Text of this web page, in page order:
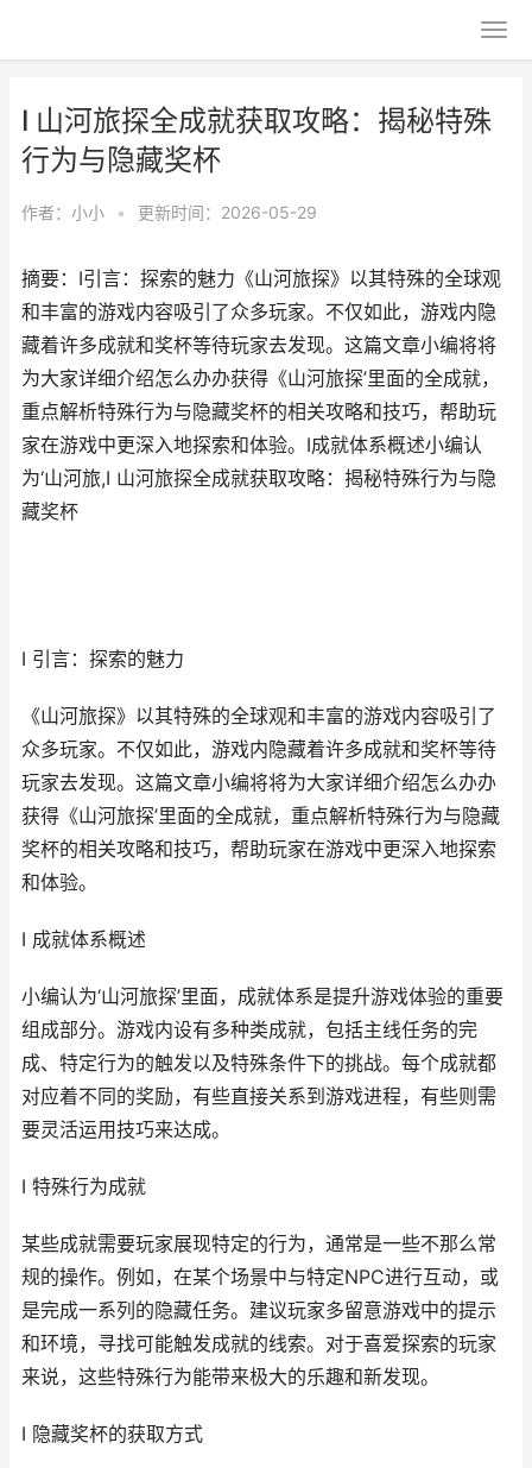
I 山河旅探全成就获取攻略：揭秘特殊
行为与隐藏奖杯
作者： 小小 • 更新时间：2026-05-29
摘要：I引言：探索的魅力《山河旅探》以其特殊的全球观
和丰富的游戏内容吸引了众多玩家。不仅如此，游戏内隐
藏着许多成就和奖杯等待玩家去发现。这篇文章小编将将
为大家详细介绍怎么办办获得《山河旅探’里面的全成就，
重点解析特殊行为与隐藏奖杯的相关攻略和技巧，帮助玩
家在游戏中更深入地探索和体验。I成就体系概述小编认
为‘山河旅,I 山河旅探全成就获取攻略：揭秘特殊行为与隐
藏奖杯
I 引言：探索的魅力
《山河旅探》以其特殊的全球观和丰富的游戏内容吸引了
众多玩家。不仅如此，游戏内隐藏着许多成就和奖杯等待
玩家去发现。这篇文章小编将将为大家详细介绍怎么办办
获得《山河旅探’里面的全成就，重点解析特殊行为与隐藏
奖杯的相关攻略和技巧，帮助玩家在游戏中更深入地探索
和体验。
I 成就体系概述
小编认为‘山河旅探’里面，成就体系是提升游戏体验的重要
组成部分。游戏内设有多种类成就，包括主线任务的完
成、特定行为的触发以及特殊条件下的挑战。每个成就都
对应着不同的奖励，有些直接关系到游戏进程，有些则需
要灵活运用技巧来达成。
I 特殊行为成就
某些成就需要玩家展现特定的行为，通常是一些不那么常
规的操作。例如，在某个场景中与特定NPC进行互动，或
是完成一系列的隐藏任务。建议玩家多留意游戏中的提示
和环境，寻找可能触发成就的线索。对于喜爱探索的玩家
来说，这些特殊行为能带来极大的乐趣和新发现。
I 隐藏奖杯的获取方式